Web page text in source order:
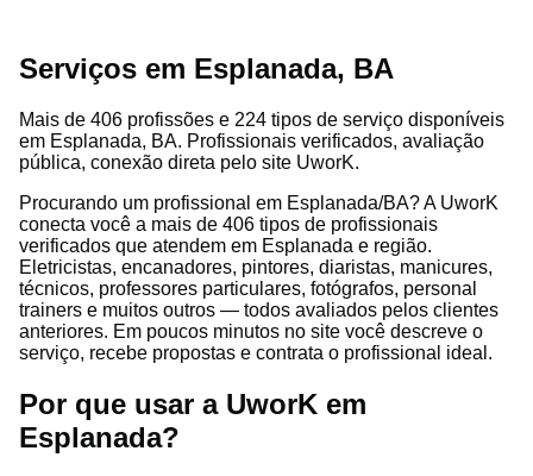
Serviços em Esplanada, BA
Mais de 406 profissões e 224 tipos de serviço disponíveis
em Esplanada, BA. Profissionais verificados, avaliação
pública, conexão direta pelo site UworK.
Procurando um profissional em Esplanada/BA? A UworK
conecta você a mais de 406 tipos de profissionais
verificados que atendem em Esplanada e região.
Eletricistas, encanadores, pintores, diaristas, manicures,
técnicos, professores particulares, fotógrafos, personal
trainers e muitos outros — todos avaliados pelos clientes
anteriores. Em poucos minutos no site você descreve o
serviço, recebe propostas e contrata o profissional ideal.
Por que usar a UworK em
Esplanada?